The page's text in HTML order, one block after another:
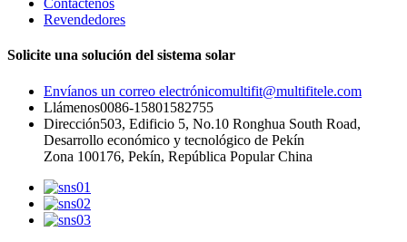
Contáctenos
Revendedores
Solicite una solución del sistema solar
Envíanos un correo electrónicomultifit@multifitele.com
Llámenos0086-15801582755
Dirección503, Edificio 5, No.10 Ronghua South Road,
Desarrollo económico y tecnológico de Pekín
Zona 100176, Pekín, República Popular China